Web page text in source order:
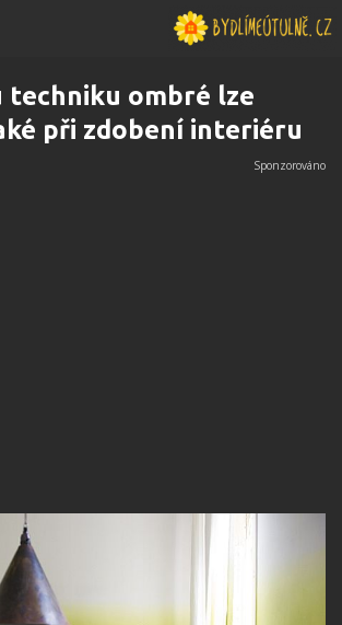
techniku ombré lze
při zdobení interiéru